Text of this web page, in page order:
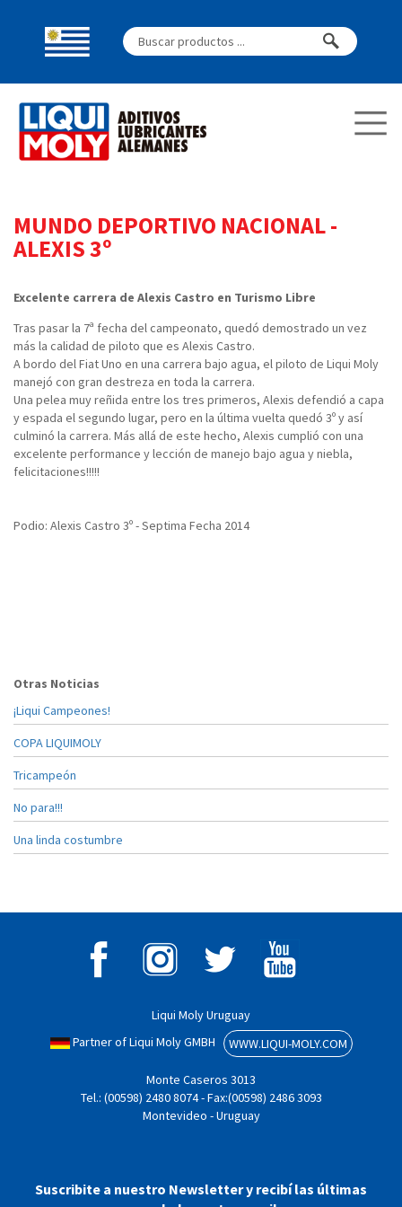
MUNDO DEPORTIVO NACIONAL-
ALEXIS 3º
Excelente carrera de Alexis Castro en Turismo Libre
Tras pasar la 7ª fecha del campeonato, quedó demostrado un vez
más la calidad de piloto que es Alexis Castro.
A bordo del Fiat Uno en una carrera bajo agua, el piloto de Liqui Moly
manejó con gran destreza en toda la carrera.
Una pelea muy reñida entre los tres primeros, Alexis defendió a capa
y espada el segundo lugar, pero en la última vuelta quedó 3º y así
culminó la carrera. Más allá de este hecho, Alexis cumplió con una
excelente performance y lección de manejo bajo agua y niebla,
felicitaciones!!!!!
Podio: Alexis Castro 3º - Septima Fecha 2014
Otras Noticias
¡Liqui Campeones!
COPA LIQUIMOLY
Tricampeón
No para!!!
Una linda costumbre
Liqui Moly Uruguay
Partner of Liqui Moly GMBH
WWW.LIQUI-MOLY.COM
Monte Caseros 3013
Tel.: (00598) 2480 8074 - Fax:(00598) 2486 3093
Montevideo - Uruguay
Suscribite a nuestro Newsletter y recibí las últimas